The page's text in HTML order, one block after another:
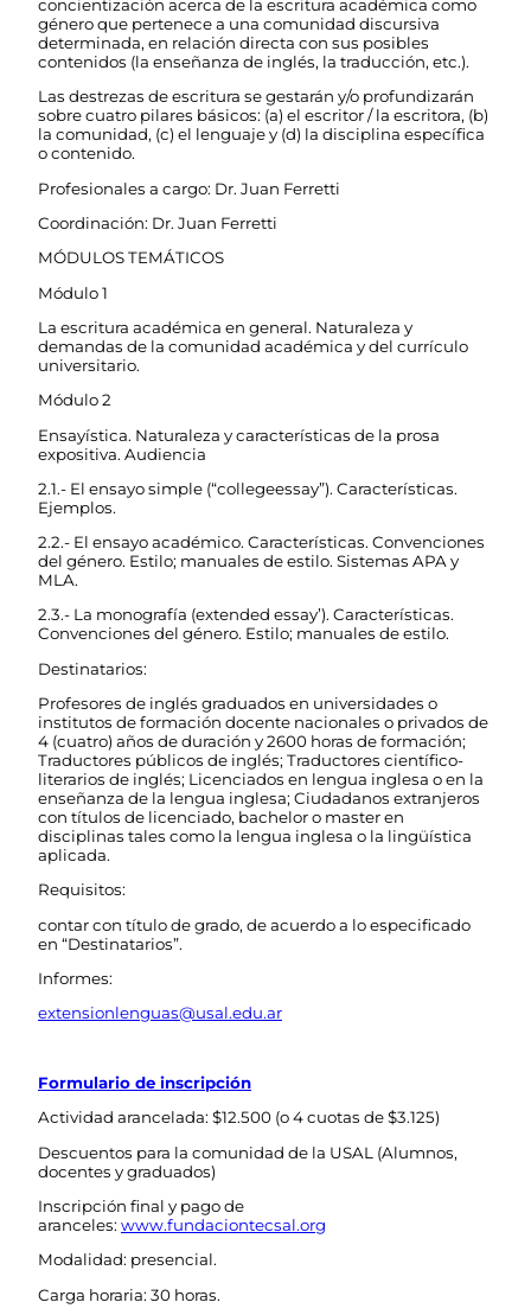
concientización acerca de la escritura académica como
género que pertenece a una comunidad discursiva
determinada, en relación directa con sus posibles
contenidos (la enseñanza de inglés, la traducción, etc.).
Las destrezas de escritura se gestarán y/o profundizarán
sobre cuatro pilares básicos: (a) el escritor / la escritora, (b)
la comunidad, (c) el lenguaje y (d) la disciplina específica
o contenido.
Profesionales a cargo: Dr. Juan Ferretti
Coordinación: Dr. Juan Ferretti
MÓDULOS TEMÁTICOS
Módulo 1
La escritura académica en general. Naturaleza y
demandas de la comunidad académica y del currículo
universitario.
Módulo 2
Ensayística. Naturaleza y características de la prosa
expositiva. Audiencia
2.1.- El ensayo simple (“collegeessay”). Características.
Ejemplos.
2.2.- El ensayo académico. Características. Convenciones
del género. Estilo; manuales de estilo. Sistemas APA y
MLA.
2.3.- La monografía (extended essay’). Características.
Convenciones del género. Estilo; manuales de estilo.
Destinatarios:
Profesores de inglés graduados en universidades o
institutos de formación docente nacionales o privados de
4 (cuatro) años de duración y 2600 horas de formación;
Traductores públicos de inglés; Traductores científico-
literarios de inglés; Licenciados en lengua inglesa o en la
enseñanza de la lengua inglesa; Ciudadanos extranjeros
con títulos de licenciado, bachelor o master en
disciplinas tales como la lengua inglesa o la lingüística
aplicada.
Requisitos:
contar con título de grado, de acuerdo a lo especificado
en “Destinatarios”.
Informes:
extensionlenguas@usal.edu.ar
Formulario de inscripción
Actividad arancelada: $12.500 (o 4 cuotas de $3.125)
Descuentos para la comunidad de la USAL (Alumnos,
docentes y graduados)
Inscripción final y pago de
aranceles: www.fundaciontecsal.org
Modalidad: presencial.
Carga horaria: 30 horas.